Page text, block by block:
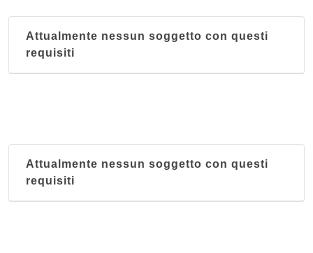
Attualmente nessun soggetto con questi
requisiti
Attualmente nessun soggetto con questi
requisiti